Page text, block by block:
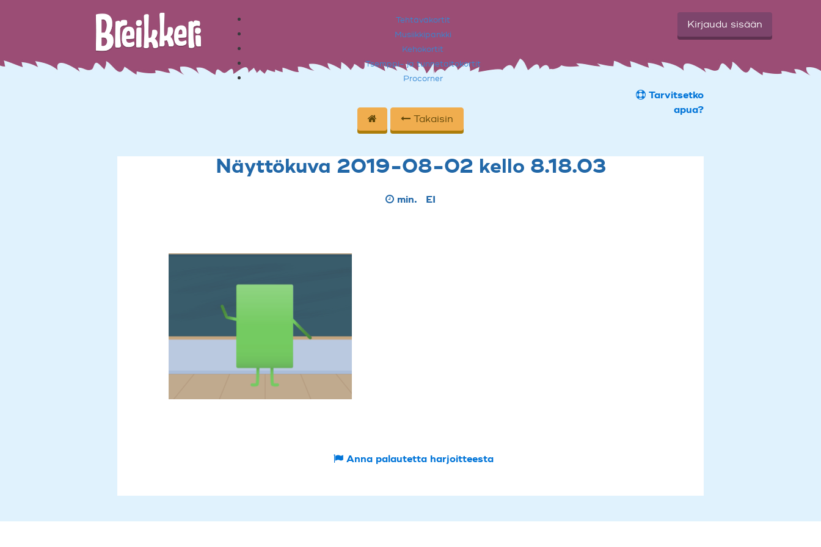
Tehtäväkortit
Musiikkipankki
Kehokortit
Tsemppi- ja tunnetaitokortit
Procorner
Kirjaudu sisään
Tarvitsetko
apua?
Takaisin
Näyttökuva 2019-08-02 kello 8.18.03
min. EI
Anna palautetta harjoitteesta